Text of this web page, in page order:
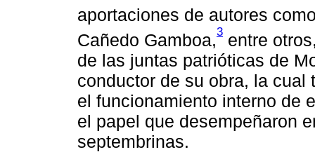
aportaciones de autores
Cañedo Gamboa,3 entre
de las juntas patrióticas de
conductor de su obra, la
el funcionamiento interno de
el papel que desempeñaron
septembrinas.